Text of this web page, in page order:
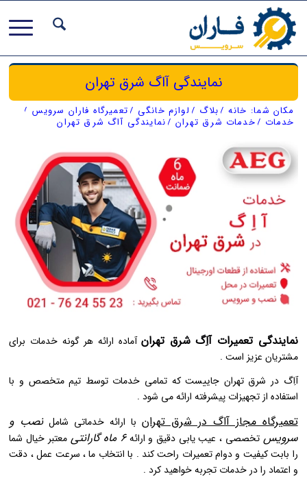
نمایندگی آاگ شرق تهران
مکان شما: خانه /بلاگ / لوازم خانگی /تعمیرگاه فاران سرویس /
خدمات /خدمات شرق تهران /نمایندگی آاگ شرق تهران
نمایندگی تعمیرات آاِگ شرق تهرانآماده ارائه هر گونه خدمات برای
مشتریان عزیز است .
آاِگ در شرق تهران جاییست که تمامی خدمات توسط تیم متخصص و با
استفاده از تجهیزات پیشرفته ارائه می‌ شود .
تعمیرگاه مجاز آاگ در شرق تهران با ارائه خدماتی شاملنصب و
سرویس تخصصی ، عیب یابی دقیق و ارائه۶ ماه گارانتی
معتبر خیال شما
را بابت کیفیت و دوام تعمیرات راحت کند . با انتخاب ما ، سرعت عمل ، دقت
و اعتماد را در خدمات تجربه خواهید کرد .